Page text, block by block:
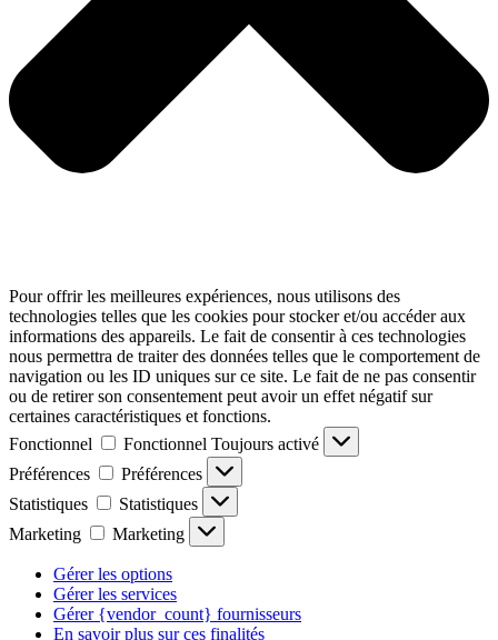
Pour offrir les meilleures expériences, nous utilisons des
technologies telles que les cookies pour stocker et/ou accéder aux
informations des appareils. Le fait de consentir à ces technologies
nous permettra de traiter des données telles que le comportement de
navigation ou les ID uniques sur ce site. Le fait de ne pas consentir
ou de retirer son consentement peut avoir un effet négatif sur
certaines caractéristiques et fonctions.
Fonctionnel
Fonctionnel Toujours activé
Préférences
Préférences
Statistiques
Statistiques
Marketing
Marketing
Gérer les options
Gérer les services
Gérer {vendor_count} fournisseurs
En savoir plus sur ces finalités